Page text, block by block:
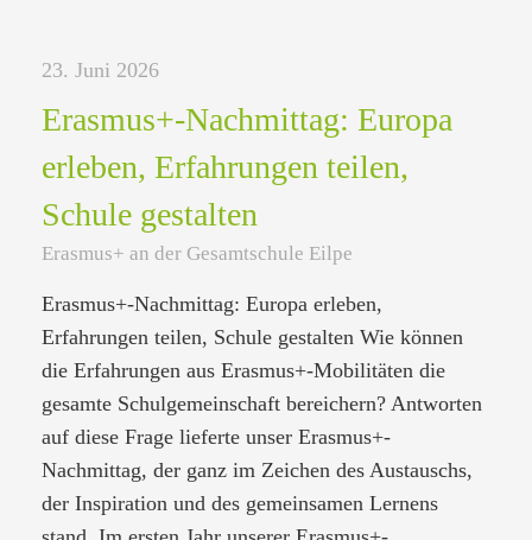
23. Juni 2026
Erasmus+-Nachmittag: Europa
erleben, Erfahrungen teilen,
Schule gestalten
Erasmus+ an der Gesamtschule Eilpe
Erasmus+-Nachmittag: Europa erleben,
Erfahrungen teilen, Schule gestalten Wie können
die Erfahrungen aus Erasmus+-Mobilitäten die
gesamte Schulgemeinschaft bereichern? Antworten
auf diese Frage lieferte unser Erasmus+-
Nachmittag, der ganz im Zeichen des Austauschs,
der Inspiration und des gemeinsamen Lernens